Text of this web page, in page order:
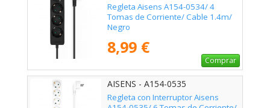
Regleta Aisens A154-0534/ 4
Tomas de Corriente/ Cable 1.4m/
Negro
8,99 €
Comprar
AISENS - A154-0535
Regleta con Interruptor Aisens